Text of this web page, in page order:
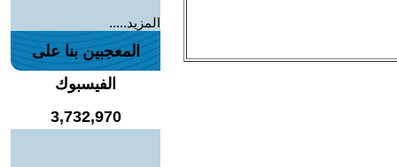
المزيد.....
المعجبين بنا على
الفيسبوك
3,732,970